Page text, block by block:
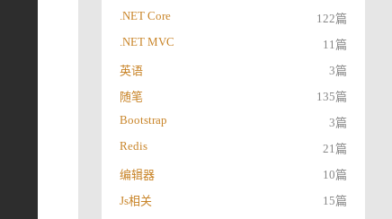
.NET Core
122篇
.NET MVC
11篇
英语
3篇
随笔
135篇
Bootstrap
3篇
Redis
21篇
编辑器
10篇
Js相关
15篇